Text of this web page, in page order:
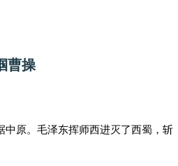
曹操
原。毛泽东挥师西进灭了西蜀，斩